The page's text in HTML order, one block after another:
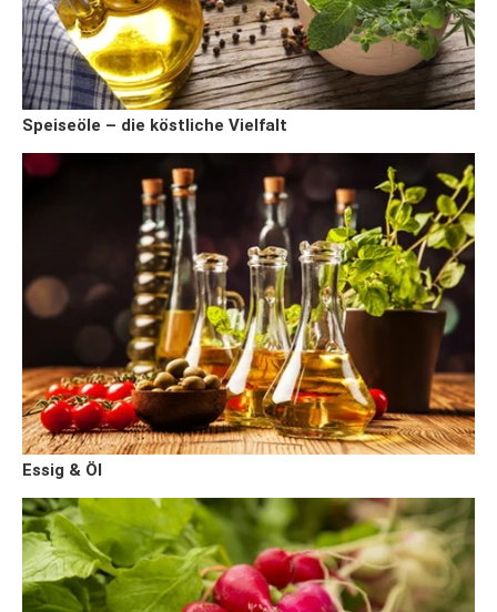
Speiseöle – die köstliche Vielfalt
Essig & Öl